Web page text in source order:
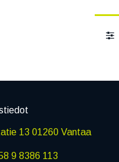
13 01260 Vantaa
9 8386 113